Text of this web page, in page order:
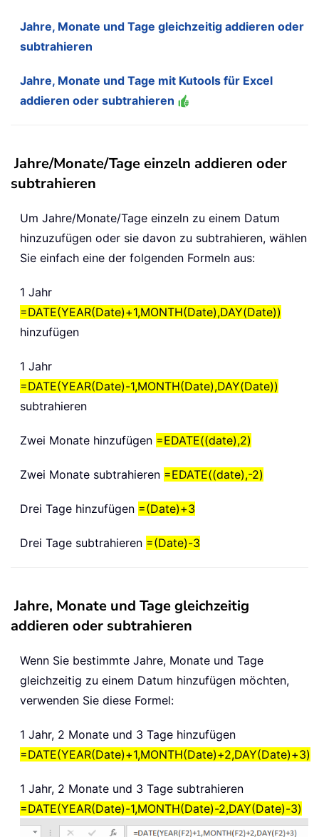
Jahre, Monate und Tage gleichzeitig addieren oder
subtrahieren
Jahre, Monate und Tage mit Kutools für Excel
addieren oder subtrahieren
Jahre/Monate/Tage einzeln addieren oder
subtrahieren
Um Jahre/Monate/Tage einzeln zu einem Datum
hinzuzufügen oder sie davon zu subtrahieren, wählen
Sie einfach eine der folgenden Formeln aus:
1 Jahr
=DATE(YEAR(Date)+1,MONTH(Date),DAY(Date))
hinzufügen
1 Jahr
=DATE(YEAR(Date)-1,MONTH(Date),DAY(Date))
subtrahieren
Zwei Monate hinzufügen =EDATE((date),2)
Zwei Monate subtrahieren =EDATE((date),-2)
Drei Tage hinzufügen =(Date)+3
Drei Tage subtrahieren =(Date)-3
Jahre, Monate und Tage gleichzeitig
addieren oder subtrahieren
Wenn Sie bestimmte Jahre, Monate und Tage
gleichzeitig zu einem Datum hinzufügen möchten,
verwenden Sie diese Formel:
1 Jahr, 2 Monate und 3 Tage hinzufügen
=DATE(YEAR(Date)+1,MONTH(Date)+2,DAY(Date)+3)
1 Jahr, 2 Monate und 3 Tage subtrahieren
=DATE(YEAR(Date)-1,MONTH(Date)-2,DAY(Date)-3)